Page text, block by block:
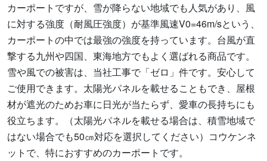
カーポートですが、雪が降らない地域でも人気があり、風
に対する強度（耐風圧強度）が基準風速V0=46m/sという、
カーポートの中では最強の強度を持っています。台風が直
撃する九州や四国、東海地方でもよく選ばれる商品です。
雪や風での被害は、当社工事で「ゼロ」件です。安心して
ご使用できます。太陽光パネルを載せることもでき、屋根
材が遮光のためお車に日光が当たらず、愛車の長持ちにも
役立ちます。（太陽光パネルを載せる場合は、積雪地域で
はない場合でも50㎝対応を選択してください）コウケンネ
ットで、特におすすめのカーポートです。